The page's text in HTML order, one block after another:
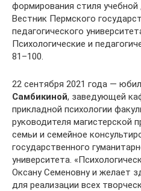
формирования стиля
Вестник Пермского
педагогического
Психологические и
81–100.
22 сентября 2021 года —
Самбикиной, заведующей
прикладной психологии
руководителя магистерской
семьи и семейное
государственного
университета.
Оксану Семеновну и желает
для реализации всех